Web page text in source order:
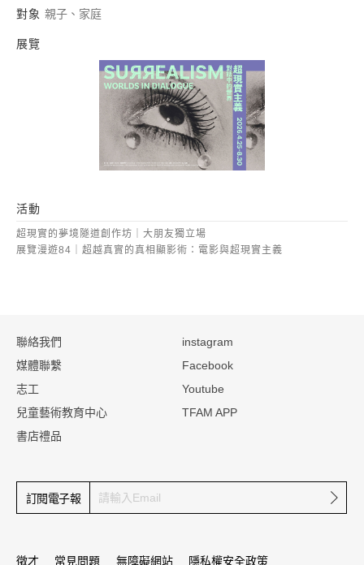
對象 親子、家庭
展覽
活動
超現實的夢境隧道創作坊｜大朋友獨立場
展覽漫遊84｜超越真實的真相顯影術：電影與超現實主義
聯絡我們
媒體聯繫
志工
兒童藝術教育中心
書店禮品
instagram
Facebook
Youtube
TFAM APP
訂閱電子報 確定
徵才 常見問題 無障礙網站 隱私權安全政策